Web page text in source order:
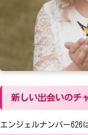
新しい出会いのチ
エンジェルナンバー626